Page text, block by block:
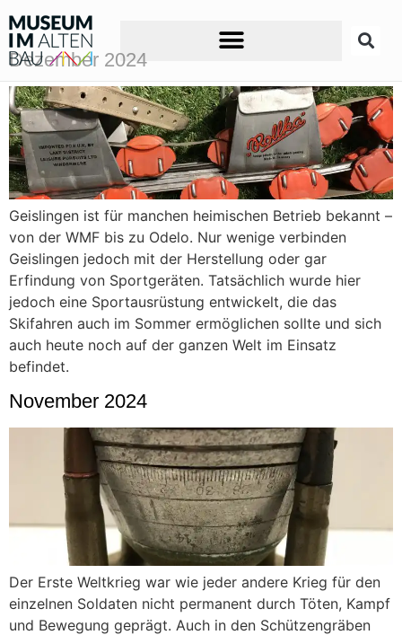
Dezember 2024
Geislingen ist für manchen heimischen Betrieb bekannt –
von der WMF bis zu Odelo. Nur wenige verbinden
Geislingen jedoch mit der Herstellung oder gar
Erfindung von Sportgeräten. Tatsächlich wurde hier
jedoch eine Sportausrüstung entwickelt, die das
Skifahren auch im Sommer ermöglichen sollte und sich
auch heute noch auf der ganzen Welt im Einsatz
befindet.
November 2024
Der Erste Weltkrieg war wie jeder andere Krieg für den
einzelnen Soldaten nicht permanent durch Töten, Kampf
und Bewegung geprägt. Auch in den Schützengräben